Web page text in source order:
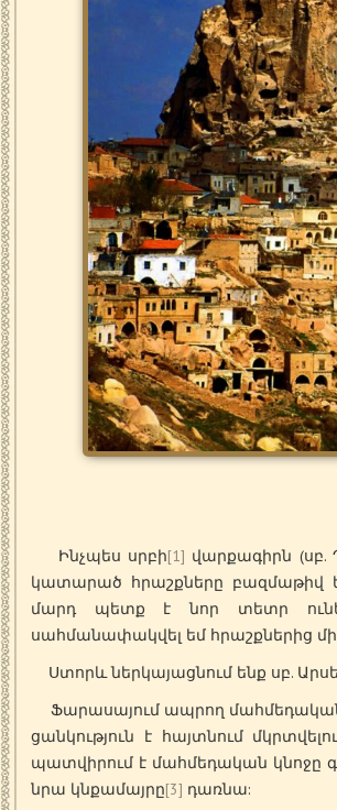
Ինչպես սրբի[1] վարքագիրն (սբ.
կատարած հրաշքները բազմաթիվ
մարդ պետք է նոր տետր
սահմանափակվել եմ հրաշքներից
Ստորև ներկայացնում ենք սբ.
Ֆարասայում ապրող
ցանկություն է հայտնում
պատվիրում է մահմեդական
նրա կնքամայրը[3] դառնա: